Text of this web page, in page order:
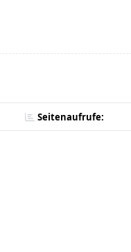
Seitenaufrufe: